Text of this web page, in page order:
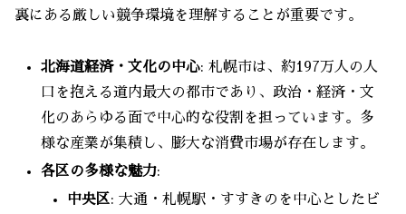
裏にある厳しい競争環境を理解することが重要です。
北海道経済・文化の中心: 札幌市は、約197万人の人
口を抱える道内最大の都市であり、政治・経済・文
化のあらゆる面で中心的な役割を担っています。多
様な産業が集積し、膨大な消費市場が存在します。
各区の多様な魅力:
中央区: 大通・札幌駅・すすきのを中心としたビ